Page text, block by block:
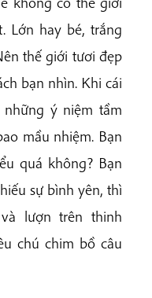
Lớn hay bé, trắng
thế giới tươi đẹp
bạn nhìn. Khi cái
ý niệm tầm
mầu nhiệm. Bạn
quá không? Bạn
sự bình yên, thì
lượn trên thinh
chú chim bồ câu